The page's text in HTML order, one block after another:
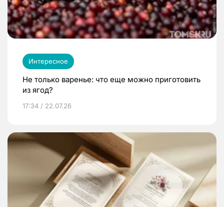
Интересное
Не только варенье: что еще можно приготовить
из ягод?
17:34 / 22.07.26